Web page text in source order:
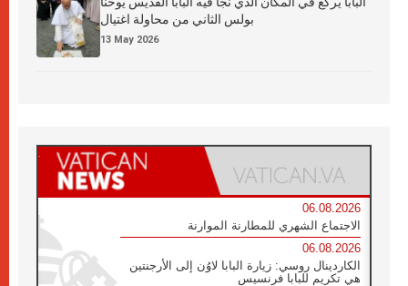
بولس الثاني من محاولة اغتيال
13 May 2026
06.08.2026
الاجتماع الشهري للمطارنة الموارنة
06.08.2026
الكاردينال روسي: زيارة البابا لاوُن إلى الأرجنتين
هي تكريم للبابا فرنسيس